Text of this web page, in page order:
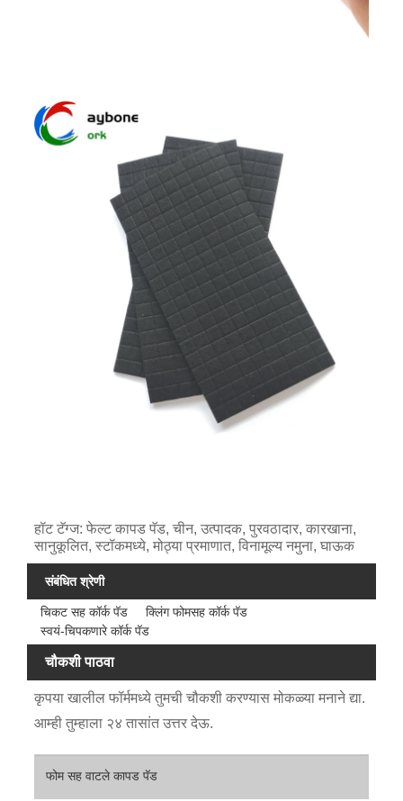
हॉट टॅग्ज: फेल्ट कापड पॅड, चीन, उत्पादक, पुरवठादार, कारखाना,
सानुकूलित, स्टॉकमध्ये, मोठ्या प्रमाणात, विनामूल्य नमुना, घाऊक
संबंधित श्रेणी
चिकट सह कॉर्क पॅड
क्लिंग फोमसह कॉर्क पॅड
स्वयं-चिपकणारे कॉर्क पॅड
चौकशी पाठवा
कृपया खालील फॉर्ममध्ये तुमची चौकशी करण्यास मोकळ्या मनाने द्या.
आम्ही तुम्हाला २४ तासांत उत्तर देऊ.